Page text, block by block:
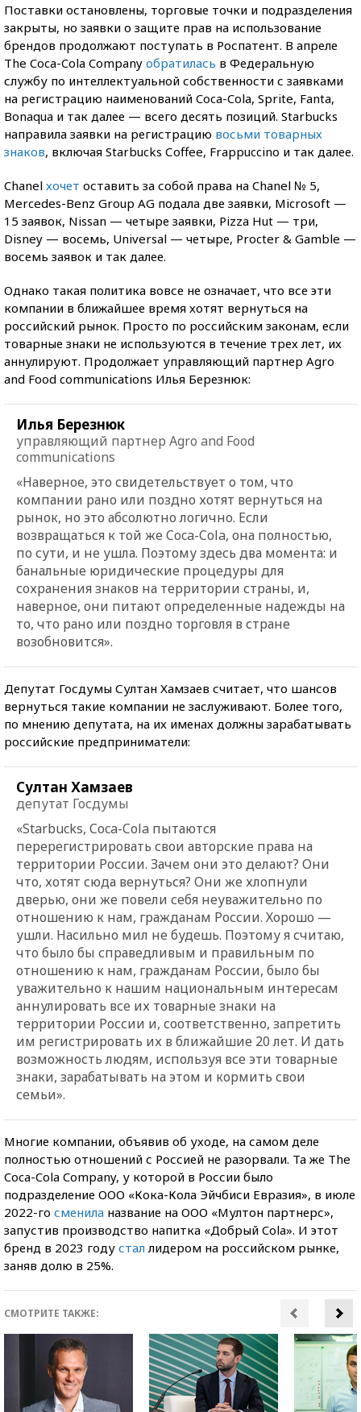
Поставки остановлены, торговые точки и подразделения
закрыты, но заявки о защите прав на использование
брендов продолжают поступать в Роспатент. В апреле
The Coca-Cola Company обратилась в Федеральную
службу по интеллектуальной собственности с заявками
на регистрацию наименований Coca-Cola, Sprite, Fanta,
Bonaqua и так далее — всего десять позиций. Starbucks
направила заявки на регистрацию восьми товарных
знаков, включая Starbucks Сoffee, Frappuccino и так далее.
Chanel хочет оставить за собой права на Chanel № 5,
Mercedes-Benz Group AG подала две заявки, Microsoft —
15 заявок, Nissan — четыре заявки, Pizza Hut — три,
Disney — восемь, Universal — четыре, Procter & Gamble —
восемь заявок и так далее.
Однако такая политика вовсе не означает, что все эти
компании в ближайшее время хотят вернуться на
российский рынок. Просто по российским законам, если
товарные знаки не используются в течение трех лет, их
аннулируют. Продолжает управляющий партнер Agro
and Food communications Илья Березнюк:
Илья Березнюк
управляющий партнер Agro and Food
communications
«Наверное, это свидетельствует о том, что
компании рано или поздно хотят вернуться на
рынок, но это абсолютно логично. Если
возвращаться к той же Coca-Cola, она полностью,
по сути, и не ушла. Поэтому здесь два момента: и
банальные юридические процедуры для
сохранения знаков на территории страны, и,
наверное, они питают определенные надежды на
то, что рано или поздно торговля в стране
возобновится».
Депутат Госдумы Султан Хамзаев считает, что шансов
вернуться такие компании не заслуживают. Более того,
по мнению депутата, на их именах должны зарабатывать
российские предприниматели:
Султан Хамзаев
депутат Госдумы
«Starbucks, Coca-Cola пытаются
перерегистрировать свои авторские права на
территории России. Зачем они это делают? Они
что, хотят сюда вернуться? Они же хлопнули
дверью, они же повели себя неуважительно по
отношению к нам, гражданам России. Хорошо —
ушли. Насильно мил не будешь. Поэтому я считаю,
что было бы справедливым и правильным по
отношению к нам, гражданам России, было бы
уважительно к нашим национальным интересам
аннулировать все их товарные знаки на
территории России и, соответственно, запретить
им регистрировать их в ближайшие 20 лет. И дать
возможность людям, используя все эти товарные
знаки, зарабатывать на этом и кормить свои
семьи».
Многие компании, объявив об уходе, на самом деле
полностью отношений с Россией не разорвали. Та же The
Coca-Cola Company, у которой в России было
подразделение ООО «Кока-Кола Эйчбиси Евразия», в июле
2022-го сменила название на ООО «Мултон партнерс»,
запустив производство напитка «Добрый Cola». И этот
бренд в 2023 году стал лидером на российском рынке,
заняв долю в 25%.
СМОТРИТЕ ТАКЖЕ: